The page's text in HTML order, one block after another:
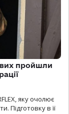
пройшли
яку очолює
Підготовку в її